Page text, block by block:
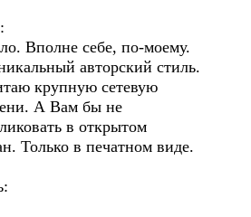
Вполне себе, по-моему.
авторский стиль.
крупную сетевую
А Вам бы не
в открытом
Только в печатном виде.